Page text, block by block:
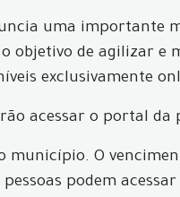
uma importante
objetivo de agilizar
exclusivamente
acessar o portal
município. O
podem